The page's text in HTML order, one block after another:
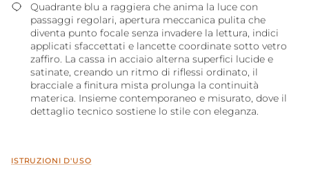
Quadrante blu a raggiera che anima la luce con
passaggi regolari, apertura meccanica pulita che
diventa punto focale senza invadere la lettura, indici
applicati sfaccettati e lancette coordinate sotto vetro
zaffiro. La cassa in acciaio alterna superfici lucide e
satinate, creando un ritmo di riflessi ordinato, il
bracciale a finitura mista prolunga la continuità
materica. Insieme contemporaneo e misurato, dove il
dettaglio tecnico sostiene lo stile con eleganza.
ISTRUZIONI D'USO